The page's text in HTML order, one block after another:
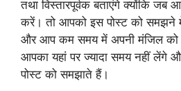
तथा विस्तारपूर्वक बताएंगे क्योंकि जब
करें। तो आपको इस पोस्ट को समझने में
और आप कम समय में अपनी मंजिल को
आपका यहां पर ज्यादा समय नहीं लेंगे
पोस्ट को समझाते हैं।